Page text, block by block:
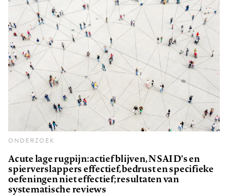
ONDERZOEK
Acute lage rugpijn: actief blijven, NSAID's en
spierverslappers effectief, bedrust en specifieke
oefeningen niet effectief; resultaten van
systematische reviews